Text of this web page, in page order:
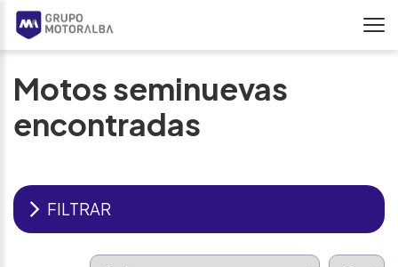
Motos seminuevas
encontradas
FILTRAR